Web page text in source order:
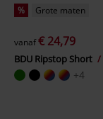
% Grote maten
vanaf€ 24,79
BDU Ripstop Short
+4